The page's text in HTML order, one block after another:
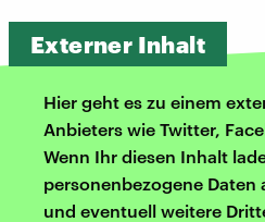
Externer Inhalt
Hier geht es zu einem
Anbieters wie Twitter,
Wenn Ihr diesen Inhalt
personenbezogene Daten
und eventuell weitere